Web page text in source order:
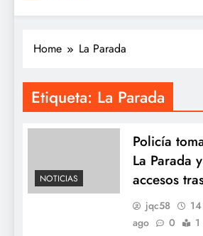
Home La Parada
Etiqueta: La Parada
NOTICIAS
Policía
La Parada
accesos
jqc58
ago
0